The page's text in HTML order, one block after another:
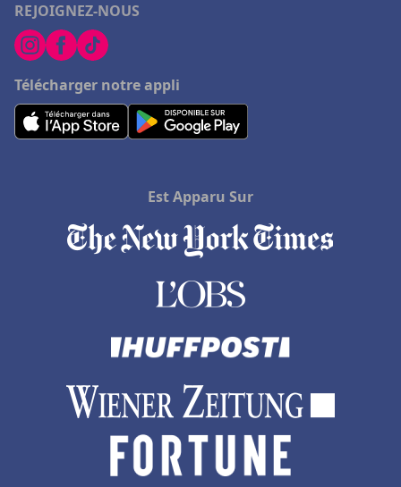
REJOIGNEZ-NOUS
Télécharger notre appli
Est Apparu Sur